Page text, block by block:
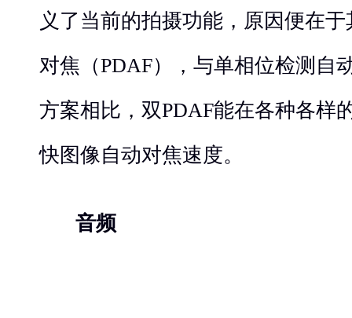
义了当前的拍摄功能，原因便在
对焦（PDAF），与单相位检测自
方案相比，双PDAF能在各种各样
快图像自动对焦速度。
音频